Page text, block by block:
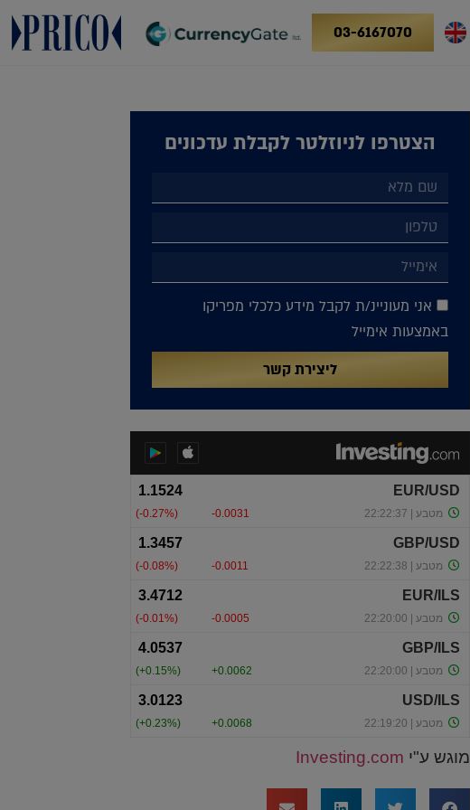
03-6167070
הצטרפו לניוזלטר לקבלת עדכונים
אני מעוניינ/ת לקבל מידע כלכלי מפריקו
באמצעות אימייל
ליצירת קשר
מוגש ע"י Investing.com